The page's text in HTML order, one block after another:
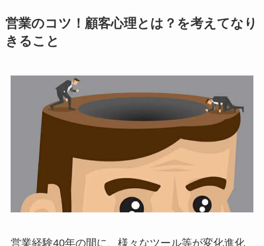
営業のコツ！顧客心理とは？を考えてなり
きること
営業経験40年の間に、様々なツール等が変化進化